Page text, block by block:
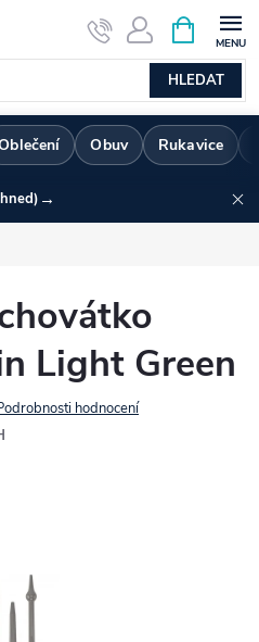
HLEDAT
NÁKUPNÍ
KOŠÍK
Obuv Rukavice
→
Light Green
hodnocení